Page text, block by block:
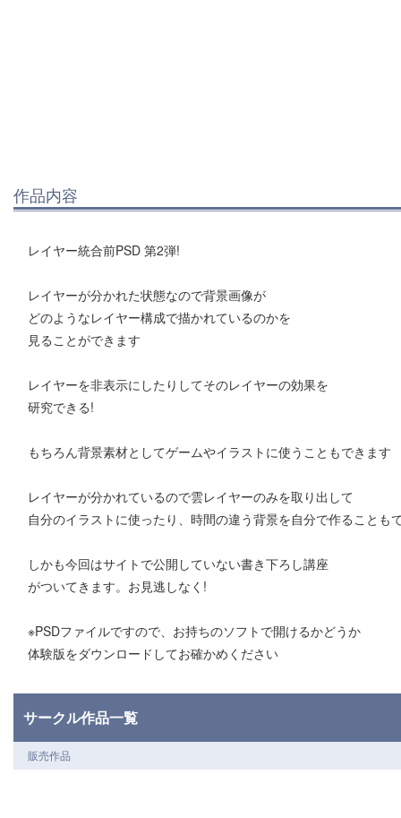
作品内容
レイヤー統合前PSD 第2弾!
レイヤーが分かれた状態なので背景画像が
どのようなレイヤー構成で描かれているのかを
見ることができます
レイヤーを非表示にしたりしてそのレイヤーの効果を
研究できる!
もちろん背景素材としてゲームやイラストに使うこともできます
レイヤーが分かれているので雲レイヤーのみを取り出して
自分のイラストに使ったり、時間の違う背景を自分で作ることも
しかも今回はサイトで公開していない書き下ろし講座
がついてきます。お見逃しなく!
※PSDファイルですので、お持ちのソフトで開けるかどうか
体験版をダウンロードしてお確かめください
サークル作品一覧
販売作品